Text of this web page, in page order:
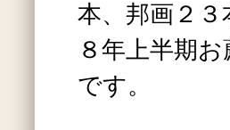
本、邦画２
８年上半期
です。